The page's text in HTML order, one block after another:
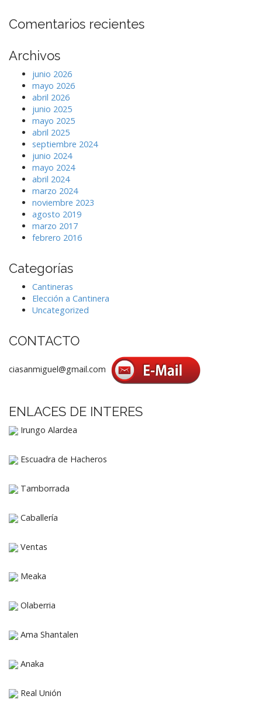
Comentarios recientes
Archivos
junio 2026
mayo 2026
abril 2026
junio 2025
mayo 2025
abril 2025
septiembre 2024
junio 2024
mayo 2024
abril 2024
marzo 2024
noviembre 2023
agosto 2019
marzo 2017
febrero 2016
Categorías
Cantineras
Elección a Cantinera
Uncategorized
CONTACTO
ciasanmiguel@gmail.com
ENLACES DE INTERES
Irungo Alardea
Escuadra de Hacheros
Tamborrada
Caballería
Ventas
Meaka
Olaberria
Ama Shantalen
Anaka
Real Unión